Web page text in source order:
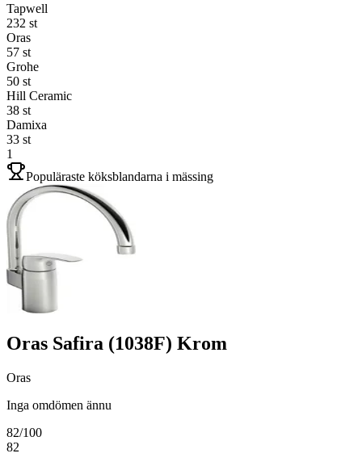
Tapwell
232 st
Oras
57 st
Grohe
50 st
Hill Ceramic
38 st
Damixa
33 st
1
Populäraste köksblandarna i mässing
Oras Safira (1038F) Krom
Oras
Inga omdömen ännu
82/100
82